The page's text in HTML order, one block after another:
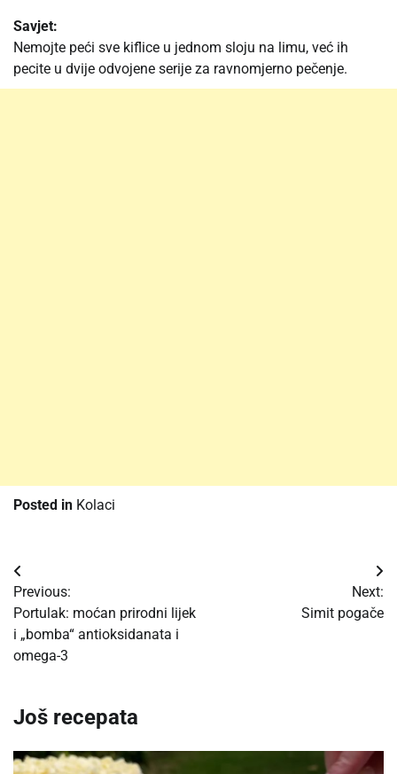
Savjet:
Nemojte peći sve kiflice u jednom sloju na limu, već ih
pecite u dvije odvojene serije za ravnomjerno pečenje.
Posted in Kolaci
Post
navigation
Previous:
Portulak: moćan prirodni lijek
i „bomba“ antioksidanata i
omega-3
Next:
Simit pogače
Još recepata